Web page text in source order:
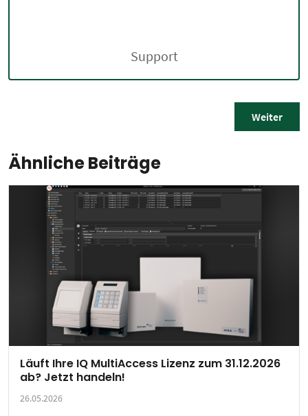
Support
Weiter
Ähnliche Beiträge
Läuft Ihre IQ MultiAccess Lizenz zum 31.12.2026
ab? Jetzt handeln!
26.05.2026